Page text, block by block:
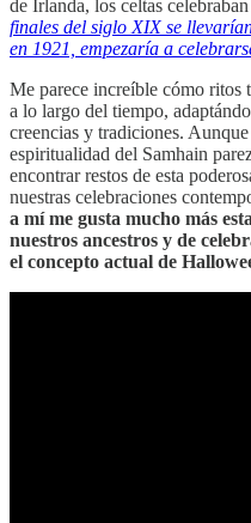
de Irlanda, los celtas
finales del siglo XIX se
en 1921, empezaría a
Me parece increíble cómo ritos
a lo largo del tiempo,
creencias y tradiciones.
espiritualidad del Samhain
encontrar restos de esta
nuestras celebraciones
a mí me gusta mucho más
nuestros ancestros y de
el concepto actual de